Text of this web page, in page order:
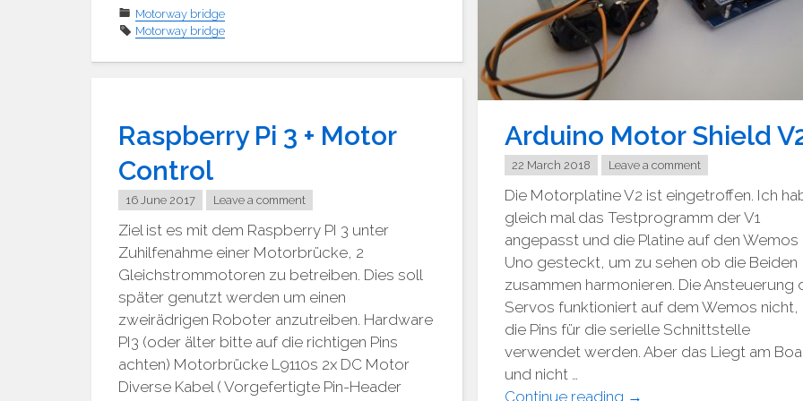
Motorway bridge
Motorway bridge
Arduino Motor Shield
22 March 2018 Leave a comment
Die Motorplatine V2 ist eingetroffen. Ich
gleich mal das Testprogramm der V1
angepasst und die Platine auf den Wemos
Uno gesteckt, um zu sehen ob die Beiden
zusammen harmonieren. Die Ansteuerung
Servos funktioniert auf dem Wemos nicht,
die Pins für die serielle Schnittstelle
verwendet werden. Aber das Liegt am
und nicht …
Continue reading "Arduino
→
Raspberry Pi 3 + Motor
Control
16 June 2017 Leave a comment
Ziel ist es mit dem Raspberry PI 3 unter
Zuhilfenahme einer Motorbrücke, 2
Gleichstrommotoren zu betreiben. Dies soll
später genutzt werden um einen
zweirädrigen Roboter anzutreiben. Hardware
PI3 (oder älter bitte auf die richtigen Pins
achten) Motorbrücke L9110s 2x DC Motor
Diverse Kabel ( Vorgefertigte Pin-Header